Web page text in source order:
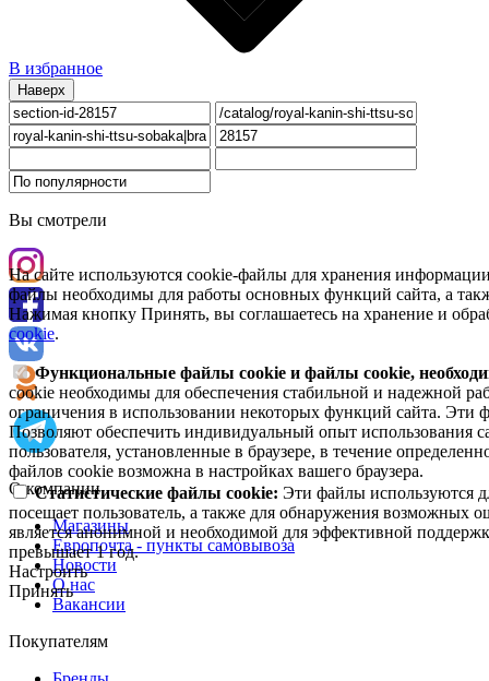
В избранное
Наверх
Вы смотрели
На сайте используются cookie-файлы для хранения
файлы необходимы для работы основных функций сайта, а
Нажимая кнопку Принять, вы соглашаетесь на хранение и
cookie.
Функциональные файлы cookie и файлы cookie,
cookie необходимы для обеспечения стабильной и надежной
ограничения в использовании некоторых функций сайта. Эти
Позволяют обеспечить индивидуальный опыт использования
пользователя, установленные в браузере, в течение
файлов cookie возможна в настройках вашего браузера.
Статистические файлы cookie: Эти файлы используются
посещает пользователь, а также для обнаружения возможных
является анонимной и необходимой для эффективной
превышает 1 год.
Настроить
Принять
О компании
Магазины
Европочта - пункты самовывоза
Новости
О нас
Вакансии
Покупателям